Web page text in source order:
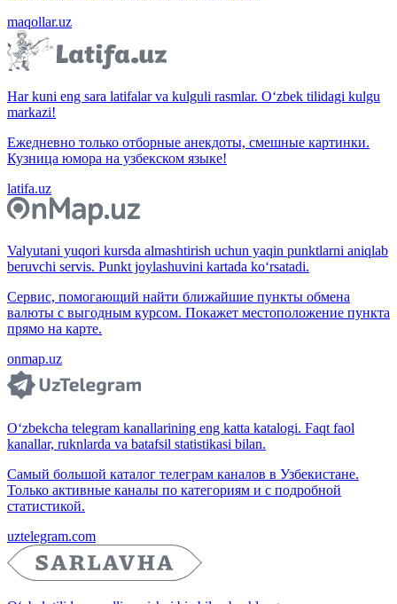
maqollar.uz
Har kuni eng sara latifalar va kulguli rasmlar. O‘zbek tilidagi kulgu
markazi!
Ежедневно только отборные анекдоты, смешные картинки.
Кузница юмора на узбекском языке!
latifa.uz
Valyutani yuqori kursda almashtirish uchun yaqin punktlarni aniqlab
beruvchi servis. Punkt joylashuvini kartada ko‘rsatadi.
Сервис, помогающий найти ближайшие пункты обмена
валюты с выгодным курсом. Покажет местоположение пункта
прямо на карте.
onmap.uz
O‘zbekcha telegram kanallarining eng katta katalogi. Faqt faol
kanallar, ruknlarda va batafsil statistikasi bilan.
Самый большой каталог телеграм каналов в Узбекистане.
Только активные каналы по категориям и с подробной
статистикой.
uztelegram.com